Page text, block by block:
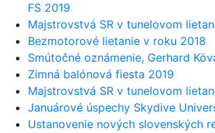
FS 2019
Majstrovstvá SR v tunelovom
Bezmotorové lietanie v roku 2018
Smútočné oznámenie, Gerhard
Zimná balónová fiesta 2019
Majstrovstvá SR v tunelovom
Januárové úspechy Skydive
Ustanovenie nových slovenských